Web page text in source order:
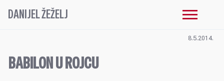
DANIJEL ŽEŽELJ
8.5.2014.
BABILON U ROJCU